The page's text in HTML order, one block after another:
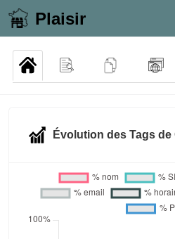
Plaisir
Évolution des Tags